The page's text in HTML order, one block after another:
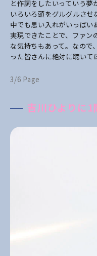
と作詞をしたいっていう夢
いろいろ頭をグルグルさせ
中でも思い入れがいっぱい
実現できたことで、ファン
な気持ちもあって。なので
った皆さんに絶対に聴いて
3/6 Page
吉川ひよりに1